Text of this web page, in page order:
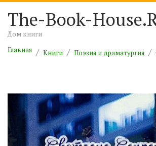
The-Book-
Дом книги
Главная
Книги Поэзия и драматургия